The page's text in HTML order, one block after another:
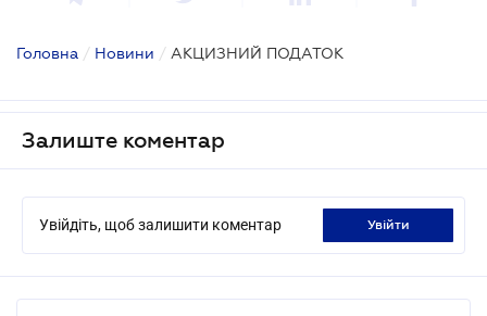
Головна / Новини / АКЦИЗНИЙ ПОДАТОК
Залиште коментар
Увійдіть, щоб залишити коментар увійти